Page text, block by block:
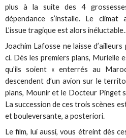
plus à la suite des 4
dépendance s’installe. Le
L’issue tragique est alors
Joachim Lafosse ne laisse
ci. Dès les premiers plans, Murielle
qu’ils soient « enterrés au
descendent d’un avion sur le
plans, Mounir et le Docteur Pinget
La succession de ces trois scènes
et bouleversante, a posteriori.
Le film, lui aussi, vous étreint dès